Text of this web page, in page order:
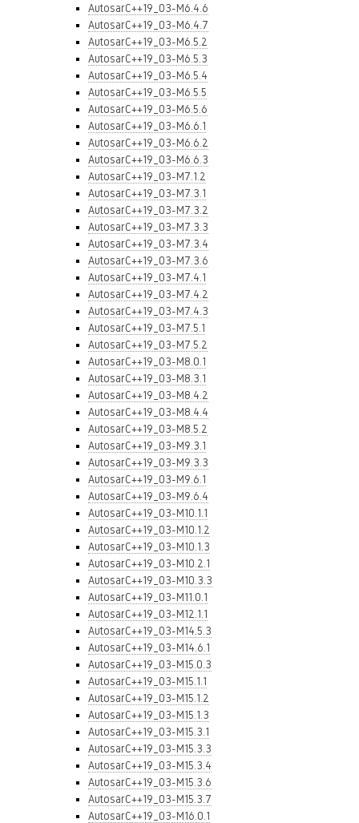
AutosarC++19_03-M6.4.6
AutosarC++19_03-M6.4.7
AutosarC++19_03-M6.5.2
AutosarC++19_03-M6.5.3
AutosarC++19_03-M6.5.4
AutosarC++19_03-M6.5.5
AutosarC++19_03-M6.5.6
AutosarC++19_03-M6.6.1
AutosarC++19_03-M6.6.2
AutosarC++19_03-M6.6.3
AutosarC++19_03-M7.1.2
AutosarC++19_03-M7.3.1
AutosarC++19_03-M7.3.2
AutosarC++19_03-M7.3.3
AutosarC++19_03-M7.3.4
AutosarC++19_03-M7.3.6
AutosarC++19_03-M7.4.1
AutosarC++19_03-M7.4.2
AutosarC++19_03-M7.4.3
AutosarC++19_03-M7.5.1
AutosarC++19_03-M7.5.2
AutosarC++19_03-M8.0.1
AutosarC++19_03-M8.3.1
AutosarC++19_03-M8.4.2
AutosarC++19_03-M8.4.4
AutosarC++19_03-M8.5.2
AutosarC++19_03-M9.3.1
AutosarC++19_03-M9.3.3
AutosarC++19_03-M9.6.1
AutosarC++19_03-M9.6.4
AutosarC++19_03-M10.1.1
AutosarC++19_03-M10.1.2
AutosarC++19_03-M10.1.3
AutosarC++19_03-M10.2.1
AutosarC++19_03-M10.3.3
AutosarC++19_03-M11.0.1
AutosarC++19_03-M12.1.1
AutosarC++19_03-M14.5.3
AutosarC++19_03-M14.6.1
AutosarC++19_03-M15.0.3
AutosarC++19_03-M15.1.1
AutosarC++19_03-M15.1.2
AutosarC++19_03-M15.1.3
AutosarC++19_03-M15.3.1
AutosarC++19_03-M15.3.3
AutosarC++19_03-M15.3.4
AutosarC++19_03-M15.3.6
AutosarC++19_03-M15.3.7
AutosarC++19_03-M16.0.1